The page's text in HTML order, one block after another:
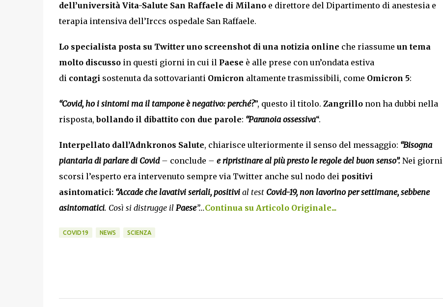
dell’università Vita-Salute San Raffaele di Milanoe direttore del Dipartimento di anestesia e
terapia intensiva dell’Irccs ospedale San Raffaele.
Lo specialista posta su Twitter uno screenshot di una notizia online che riassume un tema
molto discussoin questi giorni in cui il Paese è alle prese con un’ondata estiva
di contagi sostenuta da sottovarianti Omicron altamente trasmissibili, come Omicron 5:
“Covid, ho i sintomi ma il tampone è negativo: perché?”, questo il titolo. Zangrillo non ha dubbi nella
risposta,bollando il dibattito con due parole: “Paranoia ossessiva“.
Interpellato dall’Adnkronos Salute, chiarisce ulteriormente il senso del messaggio: “Bisogna
piantarla di parlare di Covid – conclude – e ripristinare al più presto le regole del buon senso”. Nei giorni
scorsi l’esperto era intervenuto sempre via Twitter anche sul nodo deipositivi
asintomatici: “Accade che lavativi seriali, positivi al testCovid-19, non lavorino per settimane, sebbene
asintomatici. Così si distrugge il Paese”...Continua su Articolo Originale...
COVID19 NEWS SCIENZA